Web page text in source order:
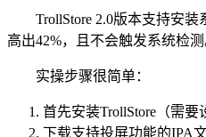
TrollStore 2.0版本支持安
高出42%，且不会触发系统检测
实操步骤很简单：
首先安装TrollStore（需要
下载支持投屏功能的IPA文